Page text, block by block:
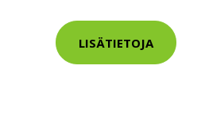
LISÄTIETOJA